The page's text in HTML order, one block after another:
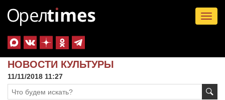
НОВОСТИ КУЛЬТУРЫ
11/11/2018 11:27